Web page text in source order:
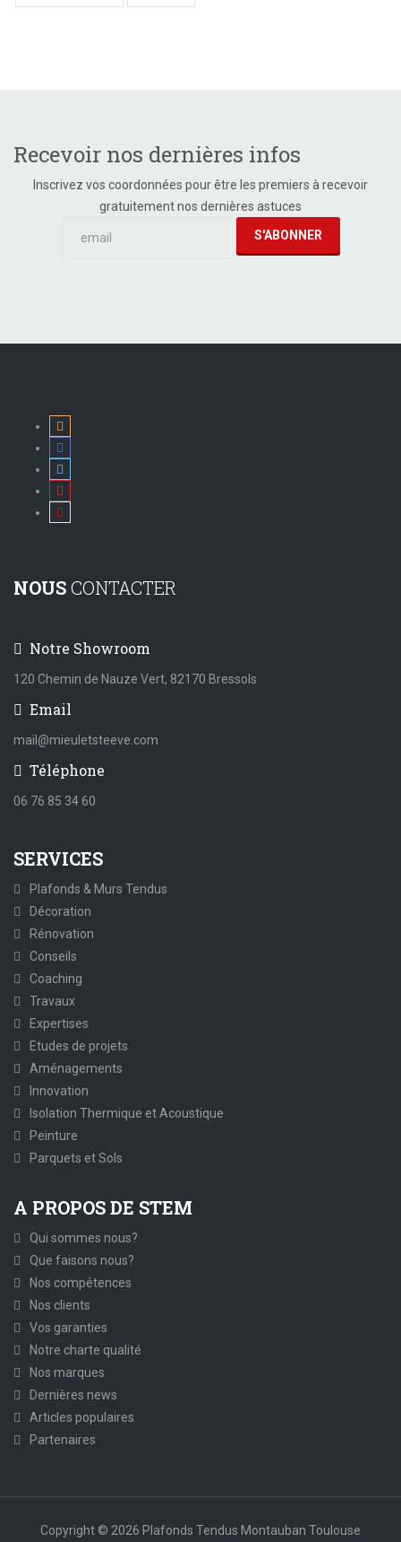
Recevoir nos dernières infos
Inscrivez vos coordonnées pour être les premiers à recevoir
gratuitement nos dernières astuces
NOUSCONTACTER
Notre Showroom
120 Chemin de Nauze Vert, 82170 Bressols
Email
mail@mieuletsteeve.com
Téléphone
06 76 85 34 60
SERVICES
Plafonds & Murs Tendus
Décoration
Rénovation
Conseils
Coaching
Travaux
Expertises
Etudes de projets
Aménagements
Innovation
Isolation Thermique et Acoustique
Peinture
Parquets et Sols
A PROPOS DE STEM
Qui sommes nous?
Que faisons nous?
Nos compétences
Nos clients
Vos garanties
Notre charte qualité
Nos marques
Dernières news
Articles populaires
Partenaires
Copyright © 2026 Plafonds Tendus Montauban Toulouse